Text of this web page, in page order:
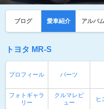
ブログ 愛車紹介 アルバ
トヨタ MR-S
プロフィール パーツ
フォトギャラ
リー
クルマレビ
ュー
ヒ